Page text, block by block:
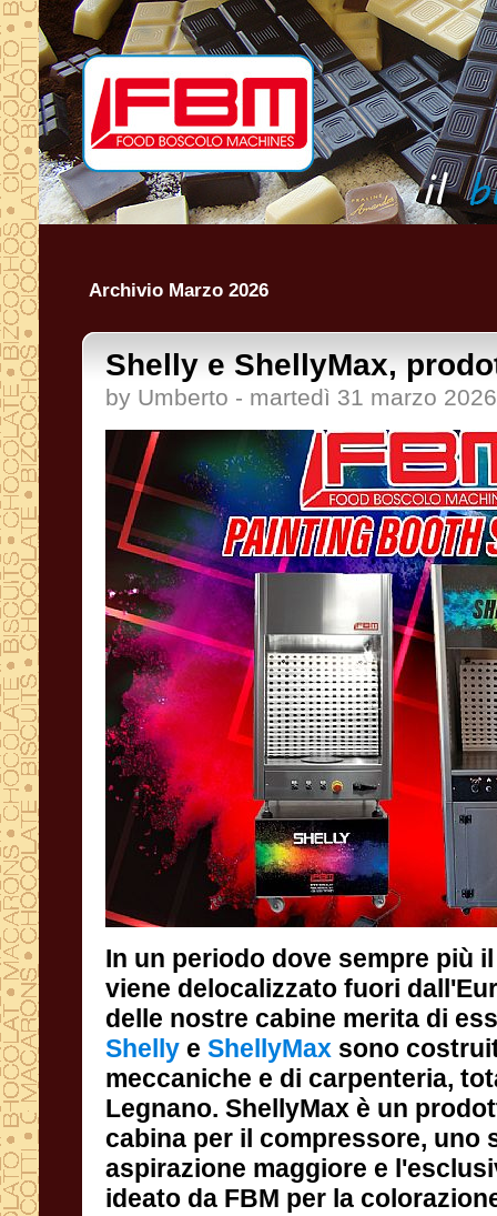
Archivio Marzo 2026
Shelly e ShellyMax,
by Umberto - martedì 31 marzo 2026
In un periodo dove sempre più
viene delocalizzato fuori
delle nostre cabine merita di
Shelly e ShellyMax sono
meccaniche e di
Legnano. ShellyMax è
cabina per il
aspirazione maggiore
ideato da FBM per la
esposizione. Anche in